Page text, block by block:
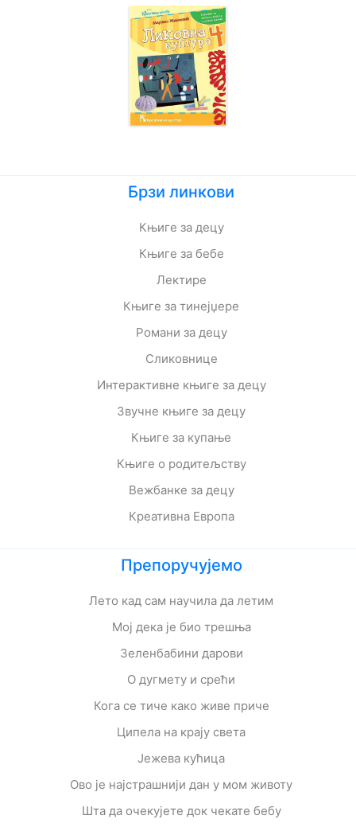
Брзи линкови
Књиге за децу
Књиге за бебе
Лектире
Књиге за тинејџере
Романи за децу
Сликовнице
Интерактивне књиге за децу
Звучне књиге за децу
Књиге за купање
Књиге о родитељству
Вежбанке за децу
Креативна Европа
Препоручујемо
Лето кад сам научила да летим
Мој дека је био трешња
Зеленбабини дарови
О дугмету и срећи
Кога се тиче како живе приче
Ципела на крају света
Јежева кућица
Ово је најстрашнији дан у мом животу
Шта да очекујете док чекате бебу